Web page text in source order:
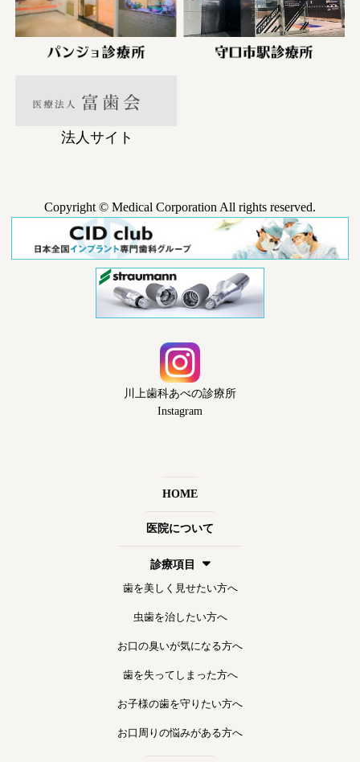
法人サイト
Copyright © Medical Corporation All rights reserved.
川上歯科あべの診療所
Instagram
HOME
医院について
診療項目
歯を美しく見せたい方へ
虫歯を治したい方へ
お口の臭いが気になる方へ
歯を失ってしまった方へ
お子様の歯を守りたい方へ
お口周りの悩みがある方へ